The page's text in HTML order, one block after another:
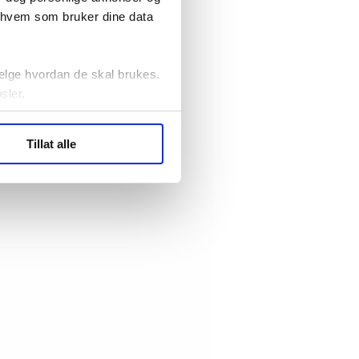
som bruker dine data
hvordan de skal brukes.
statistikk.
Tillat alle